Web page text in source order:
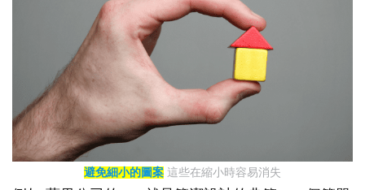
避免細小的圖案 這些在縮小時容易消失